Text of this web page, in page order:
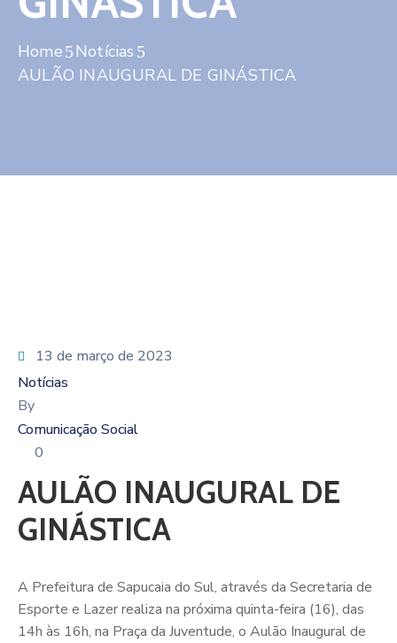
Home
Notícias
AULÃO INAUGURAL DE GINÁSTICA
13 de março de 2023
Notícias
By
Comunicação Social
0
AULÃO INAUGURAL DE
GINÁSTICA
A Prefeitura de Sapucaia do Sul, através da Secretaria de
Esporte e Lazer realiza na próxima quinta-feira (16), das
14h às 16h, na Praça da Juventude, o Aulão Inaugural de